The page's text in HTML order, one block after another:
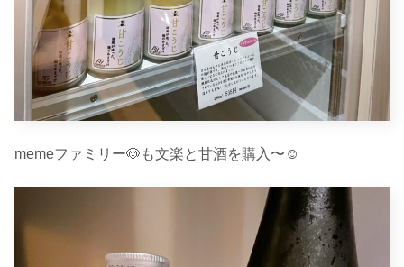
memeファミリー🐶も文楽と甘酒を購入〜☺︎